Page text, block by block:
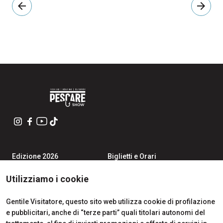
arrow_back arrow_forward
Utilizziamo i cookie
Gentile Visitatore, questo sito web utilizza cookie di profilazione
e pubblicitari, anche di “terze parti” quali titolari autonomi del
Edizione 2026
Contatti
Biglietti e Orari
Area Riservata Espositori
Info Utili per Esporre